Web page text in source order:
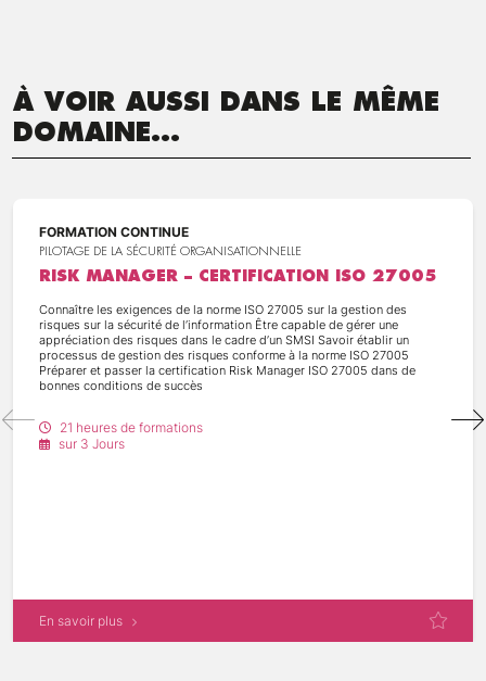
À VOIR AUSSI DANS LE MÊME
DOMAINE...
FORMATION CONTINUE
PILOTAGE DE LA SÉCURITÉ ORGANISATIONNELLE
RISK MANAGER – CERTIFICATION ISO 27005
Connaître les exigences de la norme ISO 27005 sur la gestion des
risques sur la sécurité de l’information Être capable de gérer une
appréciation des risques dans le cadre d’un SMSI Savoir établir un
processus de gestion des risques conforme à la norme ISO 27005
Préparer et passer la certification Risk Manager ISO 27005 dans de
bonnes conditions de succès
21 heures de formations
sur 3 Jours
En savoir plus